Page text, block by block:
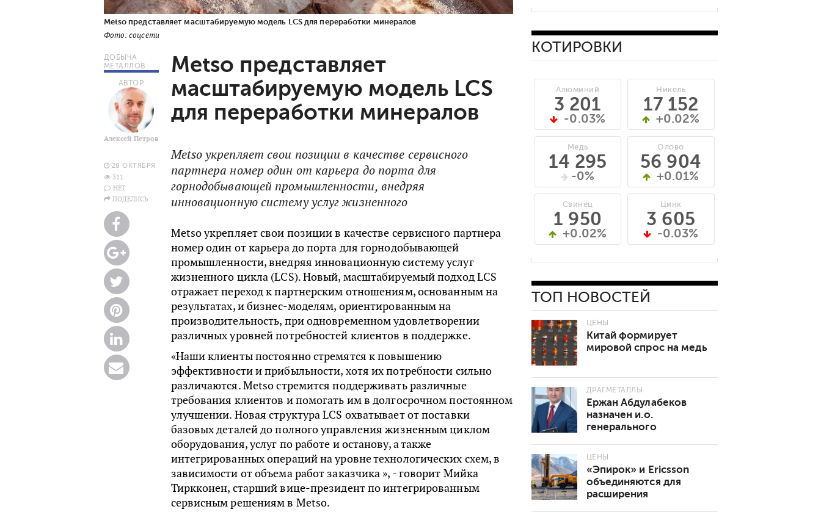
Metso представляет масштабируемую модель LCS для переработки минералов
Фото: соцсети
ДОБЫЧА
МЕТАЛЛОВ
АВТОР
Алексей Петров
28 ОКТЯБРЯ
311
НЕТ
ПОДЕЛИСЬ
Metso представляет
масштабируемую модель LCS
для переработки минералов
Metso укрепляет свои позиции в качестве сервисного
партнера номер один от карьера до порта для
горнодобывающей промышленности, внедряя
инновационную систему услуг жизненного
Metso укрепляет свои позиции в качестве сервисного партнера
номер один от карьера до порта для горнодобывающей
промышленности, внедряя инновационную систему услуг
жизненного цикла (LCS). Новый, масштабируемый подход LCS
отражает переход к партнерским отношениям, основанным на
результатах, и бизнес-моделям, ориентированным на
производительность, при одновременном удовлетворении
различных уровней потребностей клиентов в поддержке.
«Наши клиенты постоянно стремятся к повышению
эффективности и прибыльности, хотя их потребности сильно
различаются. Metso стремится поддерживать различные
требования клиентов и помогать им в долгосрочном постоянном
улучшении. Новая структура LCS охватывает от поставки
базовых деталей до полного управления жизненным циклом
оборудования, услуг по работе и останову, а также
интегрированных операций на уровне технологических схем, в
зависимости от объема работ заказчика », - говорит Мийка
Тиркконен, старший вице-президент по интегрированным
сервисным решениям в Metso.
КОТИРОВКИ
Алюминий
3 201
-0.03%
Медь
14 295
-0%
Свинец
1 950
+0.02%
Никель
17 152
+0.02%
Олово
56 904
+0.01%
Цинк
3 605
-0.03%
ТОП НОВОСТЕЙ
ЦЕНЫ
Китай формирует
мировой спрос на медь
ДРАГМЕТАЛЛЫ
Ержан Абдулабеков
назначен и.о.
генерального
ЦЕНЫ
«Эпирок» и Ericsson
объединяются для
расширения